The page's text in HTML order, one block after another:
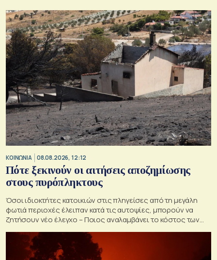
ΚΟΙΝΩΝΙΑ 08.08.2026, 12:12
Πότε ξεκινούν οι αιτήσεις αποζημίωσης
στους πυρόπληκτους
Όσοι ιδιοκτήτες κατοικιών στις πληγείσες από τη μεγάλη
φωτιά περιοχές έλειπαν κατά τις αυτοψίες, μπορούν να
ζητήσουν νέο έλεγχο – Ποιος αναλαμβάνει το κόστος των
ανακατασκευών και κατεδαφίσεων